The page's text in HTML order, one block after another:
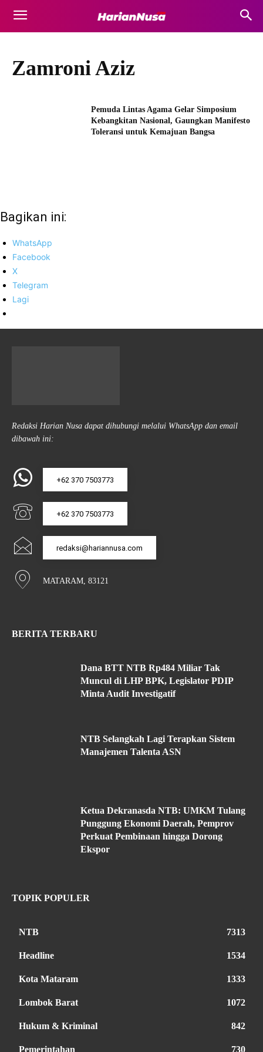
Zamroni Aziz
Pemuda Lintas Agama Gelar Simposium
Kebangkitan Nasional, Gaungkan Manifesto
Toleransi untuk Kemajuan Bangsa
Bagikan ini:
WhatsApp
Facebook
X
Telegram
Lagi
Redaksi Harian Nusa dapat dihubungi melalui WhatsApp dan email
dibawah ini:
+62 370 7503773
+62 370 7503773
redaksi@hariannusa.com
MATARAM, 83121
BERITA TERBARU
Dana BTT NTB Rp484 Miliar Tak
Muncul di LHP BPK, Legislator PDIP
Minta Audit Investigatif
NTB Selangkah Lagi Terapkan Sistem
Manajemen Talenta ASN
Ketua Dekranasda NTB: UMKM Tulang
Punggung Ekonomi Daerah, Pemprov
Perkuat Pembinaan hingga Dorong
Ekspor
TOPIK POPULER
NTB 7313
Headline 1534
Kota Mataram 1333
Lombok Barat 1072
Hukum & Kriminal 842
Pemerintahan 730